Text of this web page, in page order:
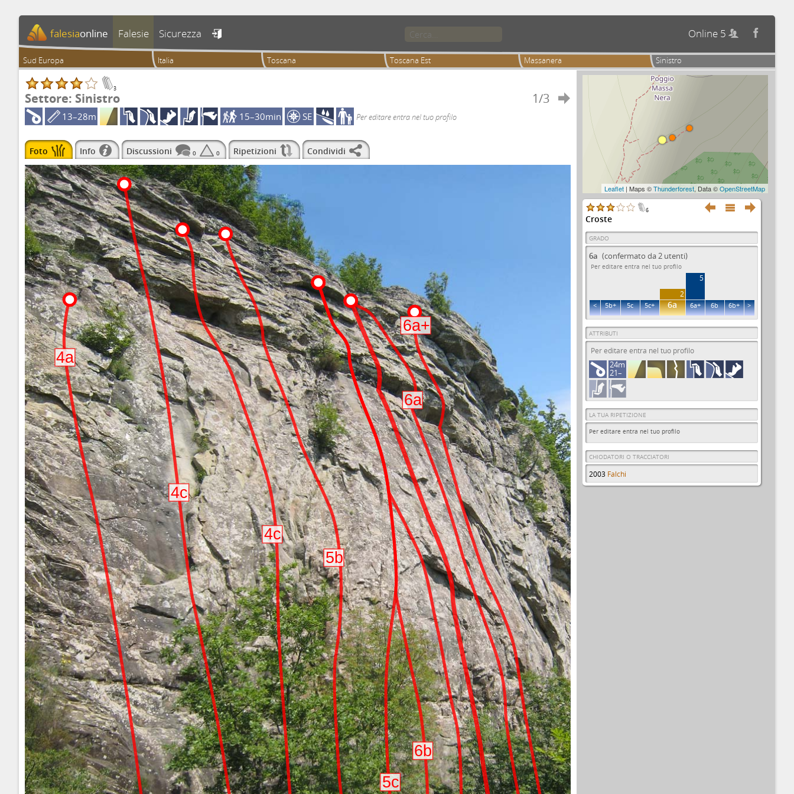
falesiaonline Falesie Sicurezza  Online 5 
Sud Europa Italia Toscana Toscana Est Massanera Sinistro
3
Settore: Sinistro 1/3

13–28m
15–30min SE Per editare entra nel tuo profilo
Foto Info Discussioni 0 0 Ripetizioni Condividi
4a
4c
4c
5b
5c
6b
6a
6a+
Leaflet | Maps ©Thunderforest, Data ©OpenStreetMap
  
6
Croste
GRADO
6a (confermato da 2 utenti)
Per editare entra nel tuo profilo
2
5
< 5b+ 5c 5c+ 6a 6a+ 6b 6b+ >
ATTRIBUTI
Per editare entra nel tuo profilo
24m
21–
LA TUA RIPETIZIONE
Per editare entra nel tuo profilo
CHIODATORI O TRACCIATORI
2003 Falchi